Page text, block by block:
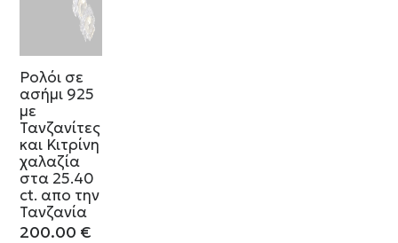
Ρολόι σε
ασήμι 925
με
Τανζανίτες
και Κιτρίνη
χαλαζία
στα 25.40
ct. απο την
Τανζανία
200.00 €